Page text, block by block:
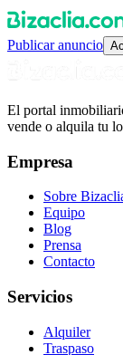
Publicar anuncio
El portal
vende o alquila tu
Empresa
Sobre
Equipo
Blog
Prensa
Contacto
Servicios
Alquiler
Traspaso